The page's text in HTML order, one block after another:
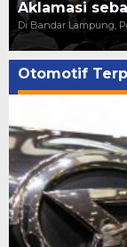
Aklamasi
Di Bandar Lampung,
Otomotif